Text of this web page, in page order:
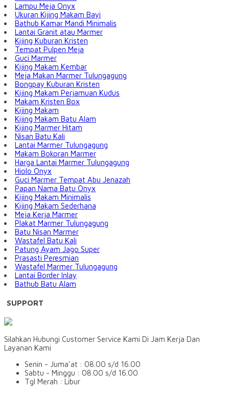
Lampu Meja Onyx
Ukuran Kijing Makam Bayi
Bathub Kamar Mandi Minimalis
Lantai Granit atau Marmer
Kijing Kuburan Kristen
Tempat Pulpen Meja
Guci Marmer
Kijing Makam Kembar
Meja Makan Marmer Tulungagung
Bongpay Kuburan Kristen
Kijing Makam Perjamuan Kudus
Makam Kristen Box
Kijing Makam
Kijing Makam Batu Alam
Kijing Marmer Hitam
Nisan Batu Kali
Lantai Marmer Tulungagung
Makam Bokoran Marmer
Harga Lantai Marmer Tulungagung
Hiolo Onyx
Guci Marmer Tempat Abu Jenazah
Papan Nama Batu Onyx
Kijing Makam Minimalis
Kijing Makam Sederhana
Meja Kerja Marmer
Plakat Marmer Tulungagung
Batu Nisan Marmer
Wastafel Batu Kali
Patung Ayam Jago Super
Prasasti Peresmian
Wastafel Marmer Tulungagung
Lantai Border Inlay
Bathub Batu Alam
SUPPORT
Silahkan Hubungi Customer Service Kami Di Jam Kerja Dan
Layanan Kami
Senin - Juma'at : 08.00 s/d 16.00
Sabtu - Minggu : 08.00 s/d 16.00
Tgl Merah : Libur